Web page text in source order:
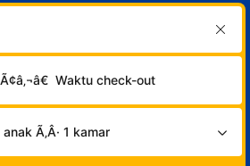
Ã¢â‚¬â€ Waktu check-out
Ã‚Â· 1 kamar